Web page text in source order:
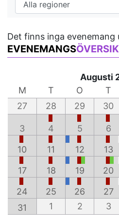
Det finns inga evenemang
EVENEMANGS
Augusti
M
T O T
27
28 29 30
3 4 5 6
10 11 12 13
17 18 19 20
24 25 26 27
31
1 2 3